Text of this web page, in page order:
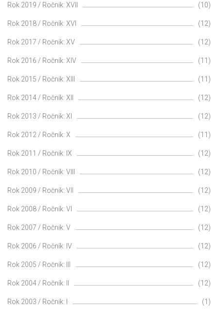
Rok 2019 / Ročník: XVII (10)
Rok 2018 / Ročník: XVI (12)
Rok 2017 / Ročník: XV (12)
Rok 2016 / Ročník: XIV (11)
Rok 2015 / Ročník: XIII (11)
Rok 2014 / Ročník: XII (12)
Rok 2013 / Ročník: XI (12)
Rok 2012 / Ročník: X (11)
Rok 2011 / Ročník: IX (12)
Rok 2010 / Ročník: VIII (12)
Rok 2009 / Ročník: VII (12)
Rok 2008 / Ročník: VI (12)
Rok 2007 / Ročník: V (12)
Rok 2006 / Ročník: IV (12)
Rok 2005 / Ročník: III (12)
Rok 2004 / Ročník: II (12)
Rok 2003 / Ročník: I (1)